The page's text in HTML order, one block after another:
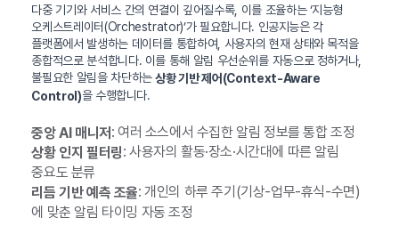
다중 기기와 서비스 간의 연결이 깊어질수록, 이를 조율하는 ‘지능형
오케스트레이터(Orchestrator)’가 필요합니다. 인공지능은 각
플랫폼에서 발생하는 데이터를 통합하여, 사용자의 현재 상태와 목적을
종합적으로 분석합니다. 이를 통해 알림 우선순위를 자동으로 정하거나,
불필요한 알림을 차단하는상황 기반 제어(Context-Aware
Control)을 수행합니다.
중앙 AI 매니저 : 여러 소스에서 수집한 알림 정보를 통합 조정
상황 인지 필터링: 사용자의 활동·장소·시간대에 따른 알림
중요도 분류
리듬 기반 예측 조율: 개인의 하루 주기(기상-업무-휴식-수면)
에 맞춘 알림 타이밍 자동 조정